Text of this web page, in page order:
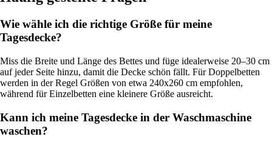
Wie wähle ich die richtige Größe für meine
Tagesdecke?
Miss die Breite und Länge des Bettes und füge idealerweise 20–30 cm
auf jeder Seite hinzu, damit die Decke schön fällt. Für Doppelbetten
werden in der Regel Größen von etwa 240x260 cm empfohlen,
während für Einzelbetten eine kleinere Größe ausreicht.
Kann ich meine Tagesdecke in der Waschmaschine
waschen?